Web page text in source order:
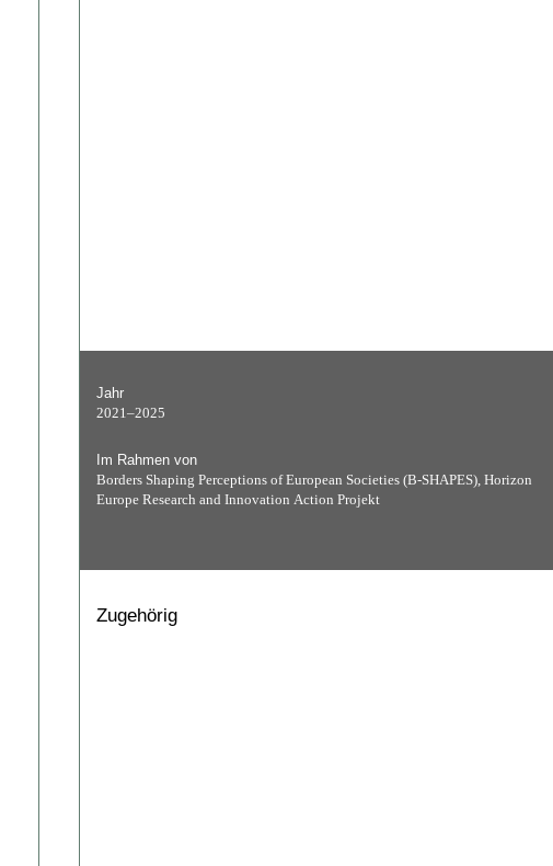
Jahr
2021–2025
Im Rahmen von
Borders Shaping Perceptions of European Societies (B-SHAPES), Horizon
Europe Research and Innovation Action Projekt
Zugehörig